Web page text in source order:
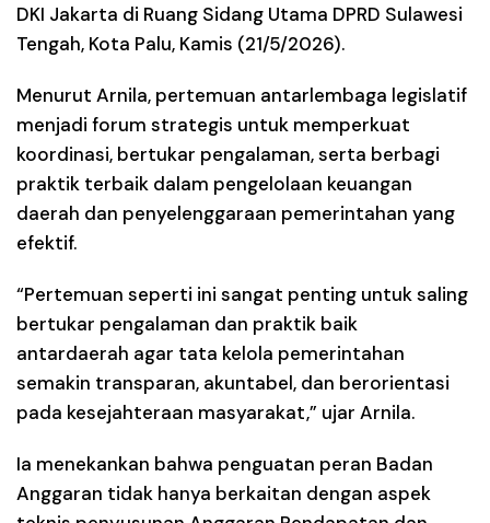
DKI Jakarta di Ruang Sidang Utama DPRD Sulawesi
Tengah, Kota Palu, Kamis (21/5/2026).
Menurut Arnila, pertemuan antarlembaga legislatif
menjadi forum strategis untuk memperkuat
koordinasi, bertukar pengalaman, serta berbagi
praktik terbaik dalam pengelolaan keuangan
daerah dan penyelenggaraan pemerintahan yang
efektif.
“Pertemuan seperti ini sangat penting untuk saling
bertukar pengalaman dan praktik baik
antardaerah agar tata kelola pemerintahan
semakin transparan, akuntabel, dan berorientasi
pada kesejahteraan masyarakat,” ujar Arnila.
Ia menekankan bahwa penguatan peran Badan
Anggaran tidak hanya berkaitan dengan aspek